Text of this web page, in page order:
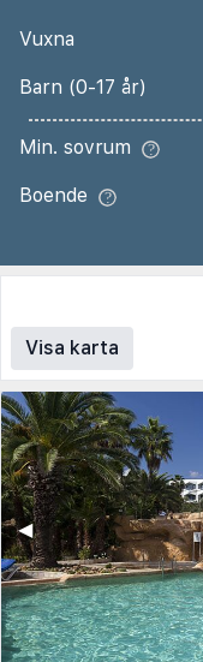
Vuxna
Barn (0-17 år)
Min. sovrum
Boende
Visa karta
◀︎